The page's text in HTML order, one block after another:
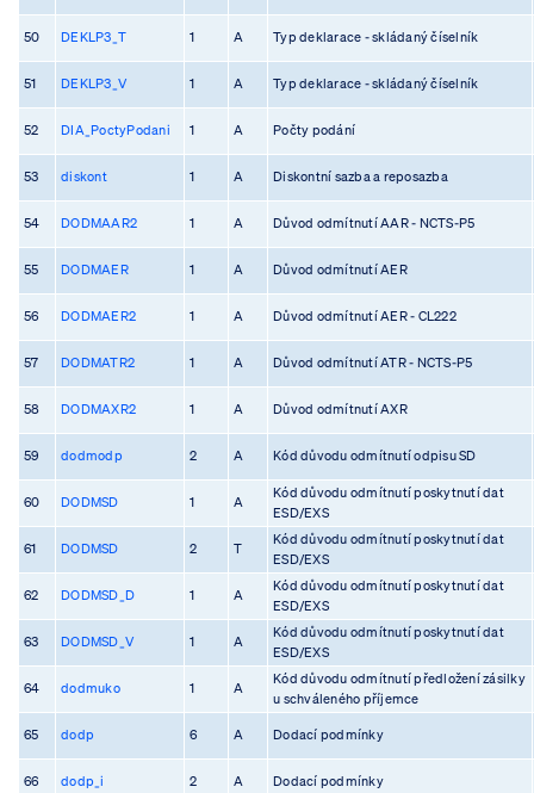
50 DEKLP3_T 1 A Typ deklarace - skládaný číselník
51 DEKLP3_V 1 A Typ deklarace - skládaný číselník
52 DIA_PoctyPodani 1 A Počty podání
53 diskont 1 A Diskontní sazba a reposazba
54 DODMAAR2 1 A Důvod odmítnutí AAR - NCTS-P5
55 DODMAER 1 A Důvod odmítnutí AER
56 DODMAER2 1 A Důvod odmítnutí AER - CL222
57 DODMATR2 1 A Důvod odmítnutí ATR - NCTS-P5
58 DODMAXR2 1 A Důvod odmítnutí AXR
59 dodmodp 2 A Kód důvodu odmítnutí odpisu SD
60 DODMSD 1 A
Kód důvodu odmítnutí poskytnutí dat
ESD/EXS
61 DODMSD 2 T
Kód důvodu odmítnutí poskytnutí dat
ESD/EXS
62 DODMSD_D 1 A
Kód důvodu odmítnutí poskytnutí dat
ESD/EXS
63 DODMSD_V 1 A
Kód důvodu odmítnutí poskytnutí dat
ESD/EXS
64 dodmuko 1 A
Kód důvodu odmítnutí předložení zásilky
u schváleného příjemce
65 dodp 6 A Dodací podmínky
66 dodp_i 2 A Dodací podmínky